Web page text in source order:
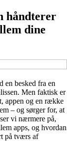
håndterer
dine
en besked fra en
Men faktisk er
appen og en række
– og sørger for, at
vi nærmere på,
apps, og hvordan
på tværs af